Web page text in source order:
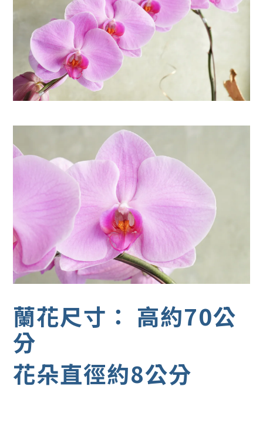
蘭花尺寸： 高約70公
分
花朵直徑約8公分